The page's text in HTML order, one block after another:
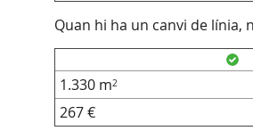
Quan hi ha un canvi de línia,
1.330 m2
267 €